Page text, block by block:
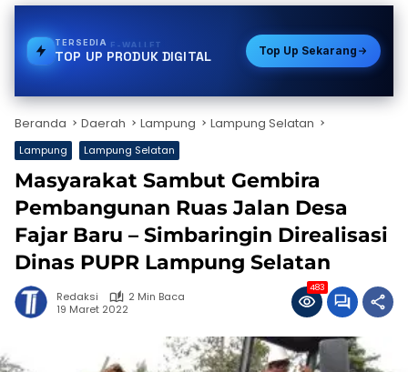
TERSEDIA PAKET DATA
TOP UP PRODUK DIGITAL Top Up Sekarang
Beranda Daerah Lampung Lampung Selatan
Lampung Lampung Selatan
Masyarakat Sambut Gembira
Pembangunan Ruas Jalan Desa
Fajar Baru – Simbaringin Direalisasi
Dinas PUPR Lampung Selatan
Redaksi
2 Min Baca
19 Maret 2022
483